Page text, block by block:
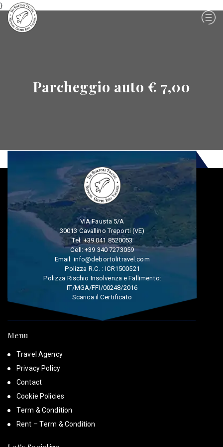
}
Parcheggio auto € 7,00
VIA Fausta 5/A
30013 Cavallino Treporti (VE)
Tel:+39 041 8520053
Cell:+39 340 7273059
Email: info@debortolitravel.com
Polizza R.C. : ICR1500521
Polizza Rischio Insolvenza e Fallimento:
IT/MGA/FFI/00248/2016
Scarica il Certificato
Menu
Travel Agency
Privacy Policy
Contact
Cookie Policies
Term & Condition
Rent – Term & Condition